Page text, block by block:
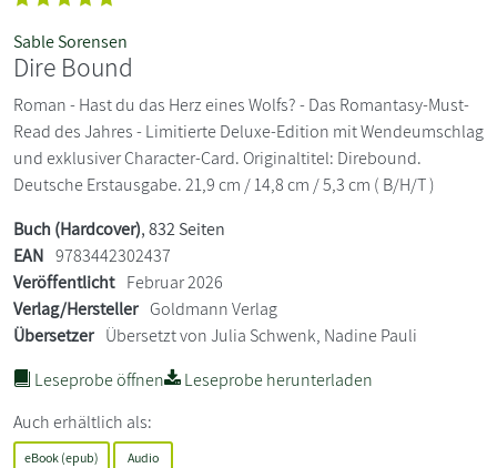
Sable Sorensen
Dire Bound
Roman - Hast du das Herz eines Wolfs? - Das Romantasy-Must-
Read des Jahres - Limitierte Deluxe-Edition mit Wendeumschlag
und exklusiver Character-Card. Originaltitel: Direbound.
Deutsche Erstausgabe. 21,9 cm / 14,8 cm / 5,3 cm ( B/H/T )
Buch (Hardcover), 832 Seiten
EAN 9783442302437
Veröffentlicht Februar 2026
Verlag/Hersteller Goldmann Verlag
Übersetzer Übersetzt von Julia Schwenk, Nadine Pauli
Leseprobe öffnen
Leseprobe herunterladen
Auch erhältlich als:
eBook (epub)
Audio